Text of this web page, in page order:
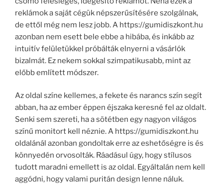
reklámok a saját cégük népszerűsítésére szolgálnak,
de ettől még nem lesz jobb. A https://gumidiszkont.hu
azonban nem esett bele ebbe a hibába, és inkább az
intuitív felületükkel próbálták elnyerni a vásárlók
bizalmát. Ez nekem sokkal szimpatikusabb, mint az
előbb említett módszer.
Az oldal színe kellemes, a fekete és narancs szín segít
abban, ha az ember éppen éjszaka keresné fel az oldalt.
Senki sem szereti, ha a sötétben egy nagyon világos
színű monitort kell néznie. A https://gumidiszkont.hu
oldalánál azonban gondoltak erre az eshetőségre is és
könnyedén orvosolták. Ráadásul úgy, hogy stílusos
tudott maradni emellett is az oldal. Egyáltalán nem kell
aggódni, hogy valami puritán design lenne náluk.